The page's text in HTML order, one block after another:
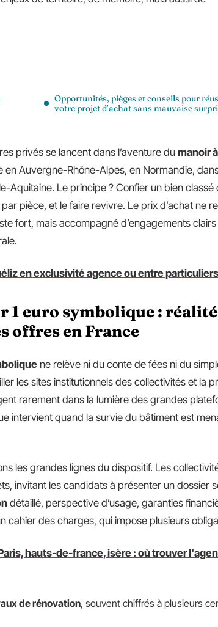
Opportunités, pièges et conseils pour
votre projet d’achat sans mauvaise
privés se lancent dans l’aventure du manoir à
en Auvergne-Rhône-Alpes, en Normandie,
Aquitaine. Le principe ? Confier un bien classé
pièce, et le faire revivre. Le prix d’achat ne
fort, mais accompagné d’engagements clairs
en exclusivité agence ou entre
1 euro symbolique :
offres en France
ne relève ni du conte de fées ni du
les sites institutionnels des collectivités et la
rarement dans la lumière des grandes
intervient quand la survie du bâtiment est
les grandes lignes du dispositif. Les
invitant les candidats à présenter un dossier
détaillé, perspective d’usage, garanties
cahier des charges, qui impose plusieurs
hauts-de-france, isère : où trouver
de rénovation, souvent chiffrés à plusieurs